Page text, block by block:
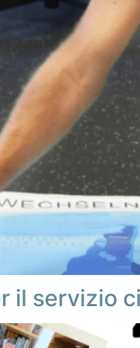
il servizio